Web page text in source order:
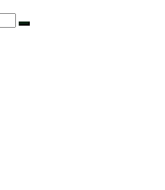
Suchen …